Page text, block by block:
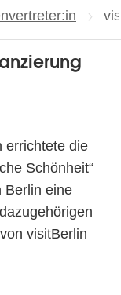
errichtete die
Schönheit“
Berlin eine
visitBerlin